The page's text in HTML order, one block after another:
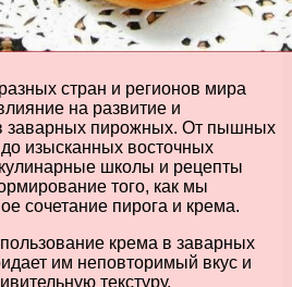
стран и регионов мира
на развитие и
заварных пирожных. От пышных
изысканных восточных
школы и рецепты
того, как мы
сочетание пирога и крема.
крема в заварных
им неповторимый вкус и
текстуру,